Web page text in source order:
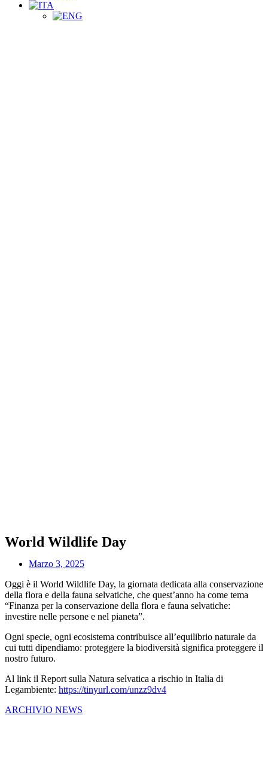
World Wildlife Day
Marzo 3, 2025
Oggi è il World Wildlife Day, la giornata dedicata alla conservazione
della flora e della fauna selvatiche, che quest’anno ha come tema
“Finanza per la conservazione della flora e fauna selvatiche:
investire nelle persone e nel pianeta”.
Ogni specie, ogni ecosistema contribuisce all’equilibrio naturale da
cui tutti dipendiamo: proteggere la biodiversità significa proteggere il
nostro futuro.
Al link il Report sulla Natura selvatica a rischio in Italia di
Legambiente: https://tinyurl.com/unzz9dv4
ARCHIVIO NEWS